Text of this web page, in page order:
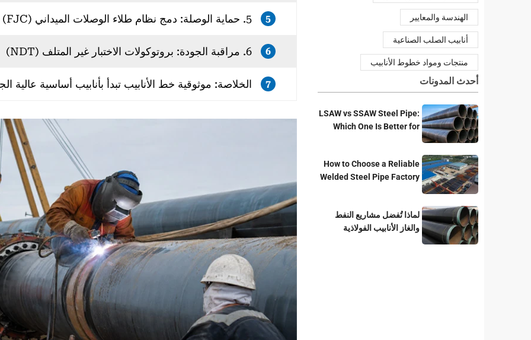
الهندسة والمعايير
أنابيب الصلب الصناعية
منتجات ومواد خطوط الأنابيب
أحدث المدونات
LSAW vs SSAW Steel Pipe:
Which One Is Better for
How to Choose a Reliable
Welded Steel Pipe Factory
لماذا تُفضل مشاريع النفط
والغاز الأنابيب الفولاذية
5 5. حماية الوصلة: دمج نظام طلاء الوصلات الميداني (FJC)
6 6. مراقبة الجودة: بروتوكولات الاختبار غير المتلف (NDT)
7 الخلاصة: موثوقية خط الأنابيب تبدأ بأنابيب أساسية عالية